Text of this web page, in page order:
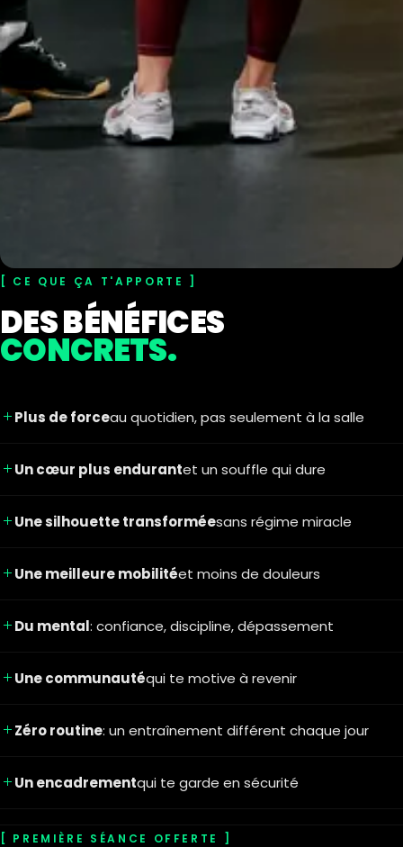
CE QUE ÇA T'APPORTE
DES BÉNÉFICES
CONCRETS.
Plus de forceau quotidien, pas seulement à la salle
Un cœur plus endurantet un souffle qui dure
Une silhouette transforméesans régime miracle
Une meilleure mobilitéet moins de douleurs
Du mental: confiance, discipline, dépassement
Une communautéqui te motive à revenir
Zéro routine: un entraînement différent chaque jour
Un encadrementqui te garde en sécurité
PREMIÈRE SÉANCE OFFERTE